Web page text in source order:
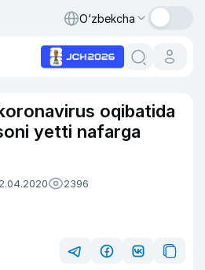
O‘zbekcha
oqibatida
yetti nafarga
2396